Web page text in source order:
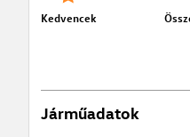
Kedvencek
Járműadatok